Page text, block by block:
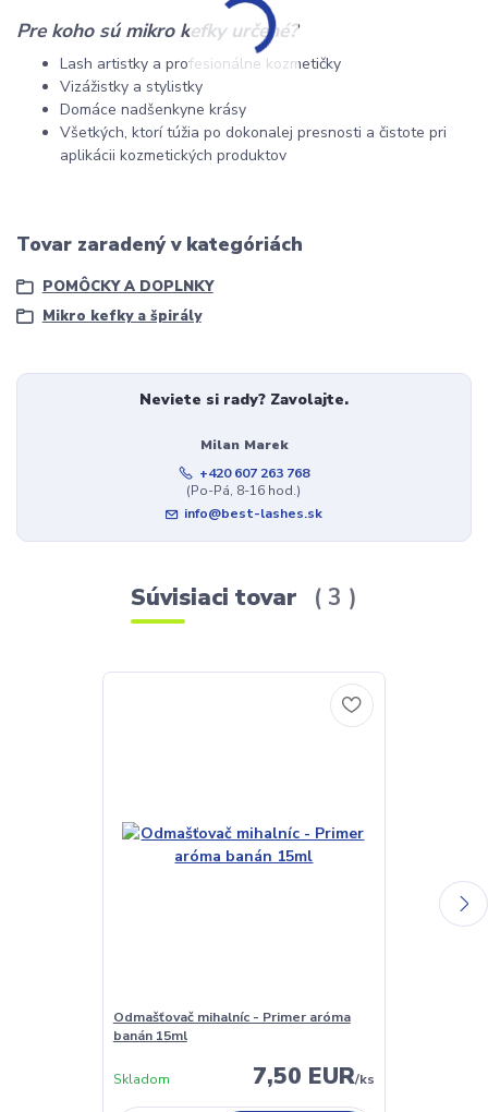
Pre koho sú mikro kefky určené?
Lash artistky a profesionálne kozmetičky
Vizážistky a stylistky
Domáce nadšenkyne krásy
Všetkých, ktorí túžia po dokonalej presnosti a čistote pri
aplikácii kozmetických produktov
Tovar zaradený v kategóriách
POMÔCKY A DOPLNKY
Mikro kefky a špirály
Neviete si rady? Zavolajte.
Milan Marek
+420 607 263 768
(Po-Pá, 8-16 hod.)
info@best-lashes.sk
Súvisiaci tovar 3
Odmašťovač mihalníc - Primer aróma
banán 15ml
7,50 EUR/ks
Skladom